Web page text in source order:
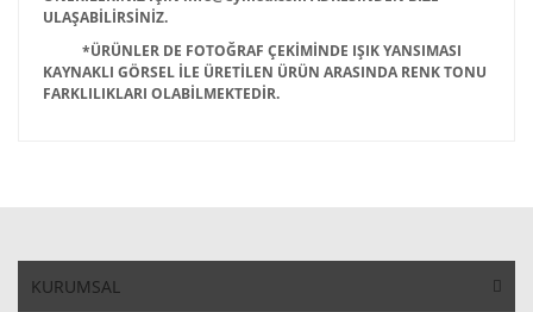
ULAŞABİLİRSİNİZ.
*ÜRÜNLER DE FOTOĞRAF ÇEKİMİNDE IŞIK YANSIMASI
KAYNAKLI GÖRSEL İLE ÜRETİLEN ÜRÜN ARASINDA RENK TONU
FARKLILIKLARI OLABİLMEKTEDİR.
KURUMSAL